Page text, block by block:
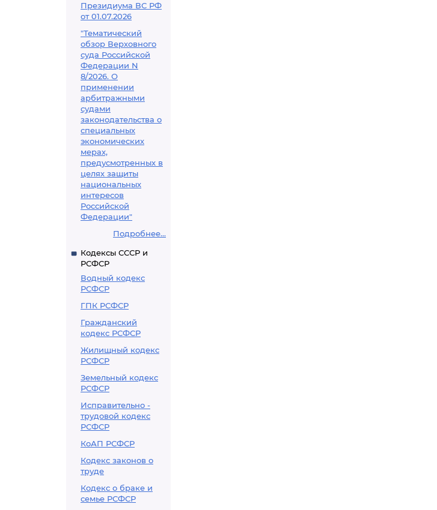
Президиума ВС РФ
от 01.07.2026
"Тематический
обзор Верховного
суда Российской
Федерации N
8/2026. О
применении
арбитражными
судами
законодательства о
специальных
экономических
мерах,
предусмотренных в
целях защиты
национальных
интересов
Российской
Федерации"
Подробнее...
Кодексы СССР и
РСФСР
Водный кодекс
РСФСР
ГПК РСФСР
Гражданский
кодекс РСФСР
Жилищный кодекс
РСФСР
Земельный кодекс
РСФСР
Исправительно -
трудовой кодекс
РСФСР
КоАП РСФСР
Кодекс законов о
труде
Кодекс о браке и
семье РСФСР